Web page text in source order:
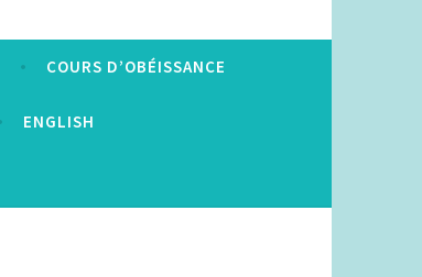
COURS D’OBÉISSANCE
ENGLISH